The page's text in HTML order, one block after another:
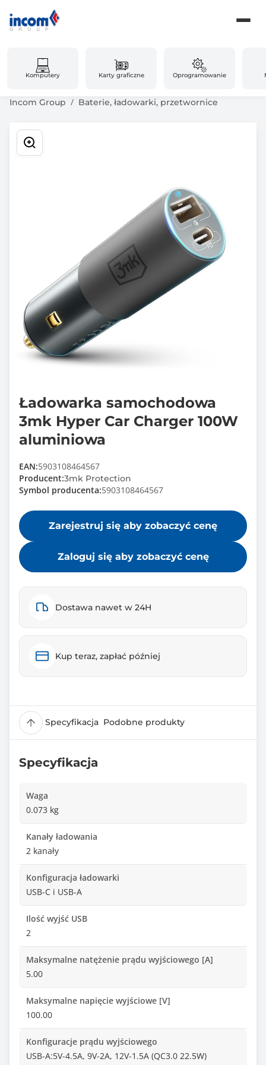
Komputery Karty graficzne Oprogramowanie
Incom Group Baterie, ładowarki, przetwornice
Ładowarka samochodowa
3mk Hyper Car Charger 100W
aluminiowa
EAN:5903108464567
Producent:3mk Protection
Symbol producenta:5903108464567
Zarejestruj się aby zobaczyć cenę
Zaloguj się aby zobaczyć cenę
Dostawa nawet w 24H
Kup teraz, zapłać później
Specyfikacja Podobne produkty
Specyfikacja
Waga
0.073 kg
Kanały ładowania
2 kanały
Konfiguracja ładowarki
USB-C i USB-A
Ilość wyjść USB
2
Maksymalne natężenie prądu wyjściowego [A]
5.00
Maksymalne napięcie wyjściowe [V]
100.00
Konfiguracje prądu wyjściowego
USB-A:5V-4.5A, 9V-2A, 12V-1.5A (QC3.0 22.5W)